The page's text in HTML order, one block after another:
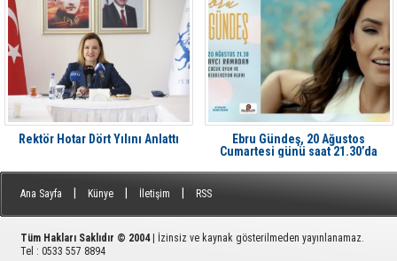
Rektör Hotar Dört Yılını Anlattı
Ebru Gündeş, 20 Ağustos
Cumartesi günü saat 21.30’da
Ana Sayfa Künye İletişim RSS
Tüm Hakları Saklıdır © 2004| İzinsiz ve kaynak gösterilmeden yayınlanamaz.
Tel : 0533 557 8894